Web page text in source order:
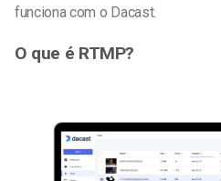
funciona com o Dacast.
O que é RTMP?